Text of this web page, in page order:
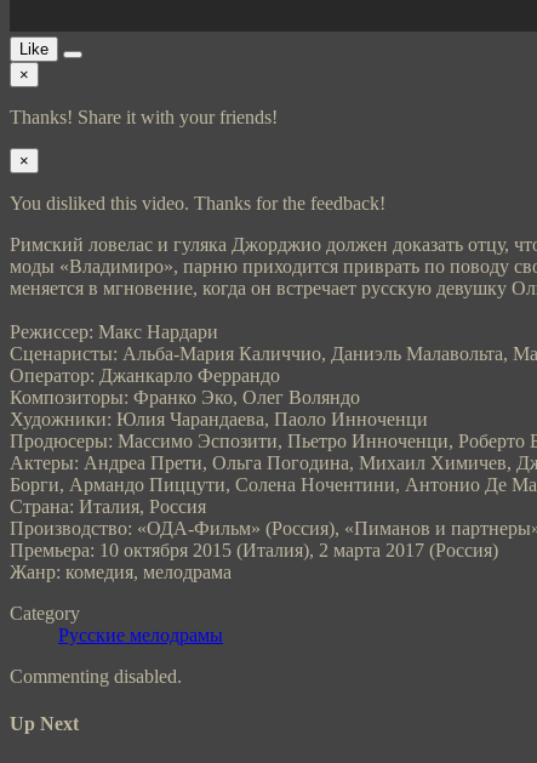
Like
×
Thanks! Share it with your friends!
×
You disliked this video. Thanks for the feedback!
Римский ловелас и гуляка Джорджио должен доказать отцу,
моды «Владимиро», парню приходится приврать по поводу
меняется в мгновение, когда он встречает русскую девушку
Режиссер: Макс Нардари
Сценаристы: Альба-Мария Каличчио, Даниэль Малавольта,
Оператор: Джанкарло Феррандо
Композиторы: Франко Эко, Олег Воляндо
Художники: Юлия Чарандаева, Паоло Инноченци
Продюсеры: Массимо Эспозити, Пьетро Инноченци, Роберто
Актеры: Андреа Прети, Ольга Погодина, Михаил Химичев,
Борги, Армандо Пиццути, Солена Ночентини, Антонио Де
Страна: Италия, Россия
Производство: «ОДА-Фильм» (Россия), «Пиманов и
Премьера: 10 октября 2015 (Италия), 2 марта 2017 (Россия)
Жанр: комедия, мелодрама
Category
Русские мелодрамы
Commenting disabled.
Up Next